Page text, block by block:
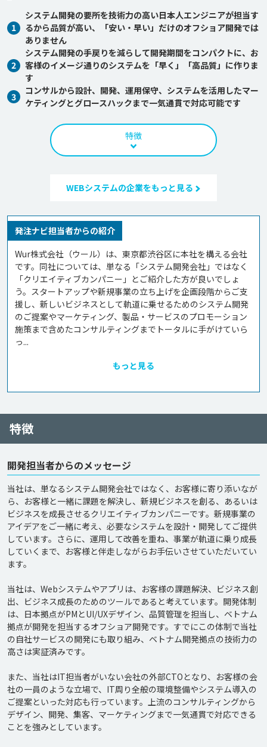
1
システム開発の要所を技術力の高い日本人エンジニアが担当す
るから品質が高い、「安い・早い」だけのオフショア開発では
ありません
2
システム開発の手戻りを減らして開発期間をコンパクトに、お
客様のイメージ通りのシステムを「早く」「高品質」に作りま
す
3
コンサルから設計、開発、運用保守、システムを活用したマー
ケティングとグロースハックまで一気通貫で対応可能です
特徴
WEBシステムの企業をもっと見る
発注ナビ担当者からの紹介
Wur株式会社（ウール）は、東京都渋谷区に本社を構える会社
です。同社については、単なる「システム開発会社」ではなく
「クリエイティブカンパニー」とご紹介した方が良いでしょ
う。スタートアップや新規事業の立ち上げを企画段階からご支
援し、新しいビジネスとして軌道に乗せるためのシステム開発
のご提案やマーケティング、製品・サービスのプロモーション
施策まで含めたコンサルティングまでトータルに手がけていら
っ...
もっと見る
特徴
開発担当者からのメッセージ
当社は、単なるシステム開発会社ではなく、お客様に寄り添いなが
ら、お客様と一緒に課題を解決し、新規ビジネスを創る、あるいは
ビジネスを成長させるクリエイティブカンパニーです。新規事業の
アイデアをご一緒に考え、必要なシステムを設計・開発してご提供
しています。さらに、運用して改善を重ね、事業が軌道に乗り成長
していくまで、お客様と伴走しながらお手伝いさせていただいてい
ます。
当社は、Webシステムやアプリは、お客様の課題解決、ビジネス創
出、ビジネス成長のためのツールであると考えています。開発体制
は、日本拠点がPMとUI/UXデザイン、品質管理を担当し、ベトナム
拠点が開発を担当するオフショア開発です。すでにこの体制で当社
の自社サービスの開発にも取り組み、ベトナム開発拠点の技術力の
高さは実証済みです。
また、当社はIT担当者がいない会社の外部CTOとなり、お客様の会
社の一員のような立場で、IT周り全般の環境整備やシステム導入の
ご提案といった対応も行っています。上流のコンサルティングから
デザイン、開発、集客、マーケティングまで一気通貫で対応できる
ことを強みとしています。